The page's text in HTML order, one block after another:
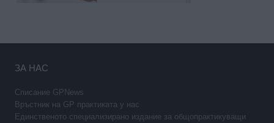
ЗА НАС
Списание GPNews
Връстник на GP практиката у нас
Единственото специализирано издание за общопрактикуващи